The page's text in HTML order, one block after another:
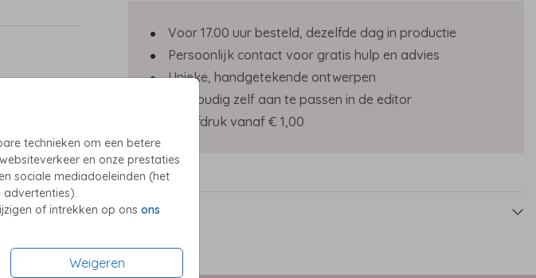
technieken om een betere
en onze prestaties
sociale mediadoeleinden (het
of intrekken op ons ons
Weigeren
Voor 17.00 uur besteld, dezelfde dag in productie
Persoonlijk contact voor gratis hulp en advies
Unieke, handgetekende ontwerpen
Eenvoudig zelf aan te passen in de editor
Proefdruk vanaf € 1,00
Prijzen